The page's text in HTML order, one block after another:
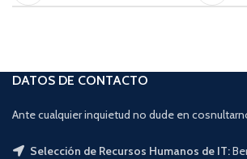
DATOS DE CONTACTO
Ante cualquier inquietud no dude en
Selección de Recursos Humanos de IT: